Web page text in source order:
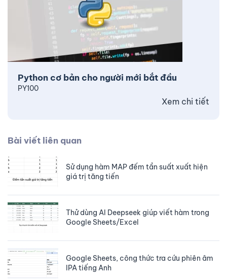
Python cơ bản cho người mới bắt đầu
PY100
Xem chi tiết
Bài viết liên quan
Sử dụng hàm MAP đếm tần suất xuất hiện
giá trị tăng tiến
Thử dùng AI Deepseek giúp viết hàm trong
Google Sheets/Excel
Google Sheets, công thức tra cứu phiên âm
IPA tiếng Anh